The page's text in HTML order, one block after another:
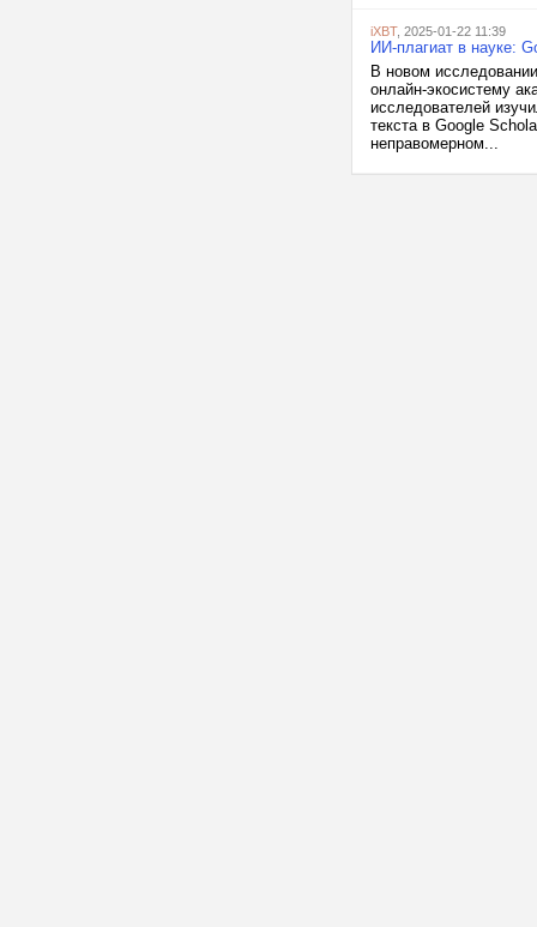
iXBT, 2025-01-22 11:39
ИИ-плагиат в науке:
В новом
онлайн-экосистему
исследователей
текста в Google
неправомерном...